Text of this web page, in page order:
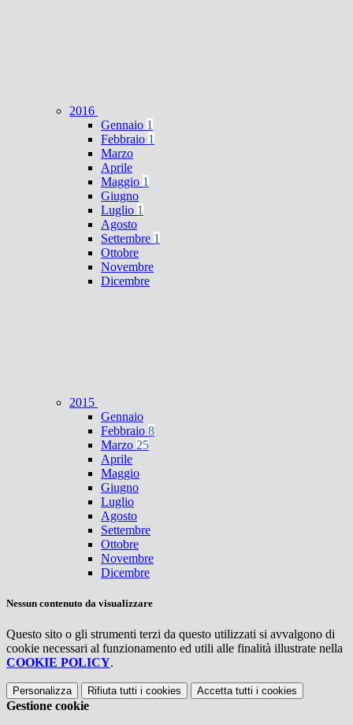
2016
Gennaio 1
Febbraio 1
Marzo
Aprile
Maggio 1
Giugno
Luglio 1
Agosto
Settembre 1
Ottobre
Novembre
Dicembre
2015
Gennaio
Febbraio 8
Marzo 25
Aprile
Maggio
Giugno
Luglio
Agosto
Settembre
Ottobre
Novembre
Dicembre
Nessun contenuto da visualizzare
Questo sito o gli strumenti terzi da questo utilizzati si avvalgono di
cookie necessari al funzionamento ed utili alle finalità illustrate nella
COOKIE POLICY.
Personalizza Rifiuta tutti i cookies Accetta tutti i cookies
Gestione cookie